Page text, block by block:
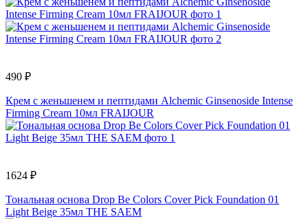
490 ₽
Крем с женьшенем и пептидами Alchemic Ginsenoside Intense
Firming Cream 10мл FRAIJOUR
1624 ₽
Тональная основа Drop Be Colors Cover Pick Foundation 01
Light Beige 35мл THE SAEM